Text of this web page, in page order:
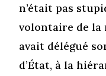
n’était pas
volontaire de la
avait délégué
d’État, à la